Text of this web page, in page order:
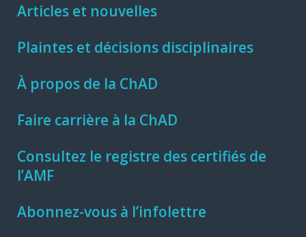
Articles et nouvelles
Plaintes et décisions disciplinaires
À propos de la ChAD
Faire carrière à la ChAD
Consultez le registre des certifiés de
l’AMF
Abonnez-vous à l’infolettre